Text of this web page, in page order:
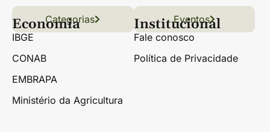
Links úteis
Conteúdo Grãos
Florestas Hortifrúti
Categorias Eventos
Economia
IBGE
CONAB
EMBRAPA
Ministério da Agricultura
Institucional
Fale conosco
Política de Privacidade